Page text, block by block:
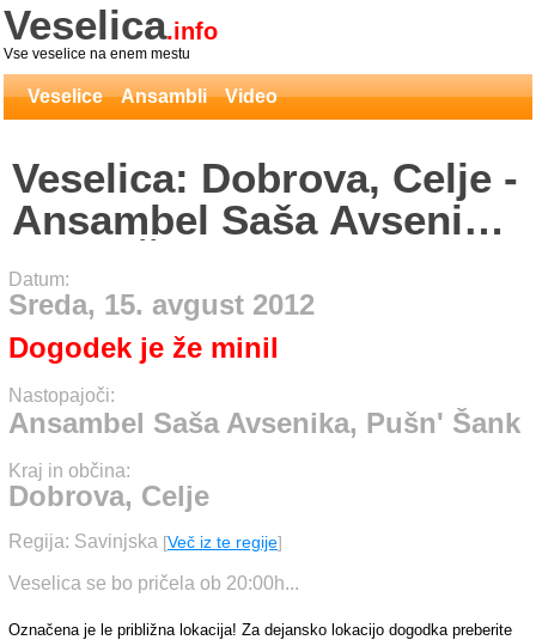
Veselica.info
Vse veselice na enem mestu
Veselice Ansambli Video
Veselica: Dobrova, Celje -
Ansambel Saša Avsenika,
Pušn' Šank
Datum:
Sreda, 15. avgust 2012
Dogodek je že minil
Nastopajoči:
Ansambel Saša Avsenika, Pušn' Šank
Kraj in občina:
Dobrova, Celje
Regija: Savinjska [Več iz te regije]
Veselica se bo pričela ob 20:00h...
Označena je le približna lokacija! Za dejansko lokacijo dogodka preberite